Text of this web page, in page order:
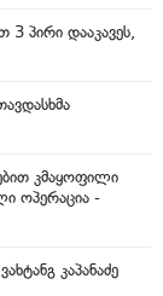
პირი დააკავეს,
კმაყოფილი
ოპერაცია -
კაპანაძე